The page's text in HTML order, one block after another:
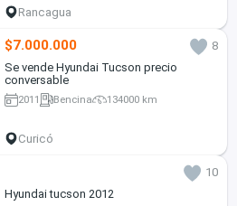
Rancagua
$7.000.000
8
Se vende Hyundai Tucson precio
conversable
2011 Bencina 134000 km
Curicó
10
Hyundai tucson 2012